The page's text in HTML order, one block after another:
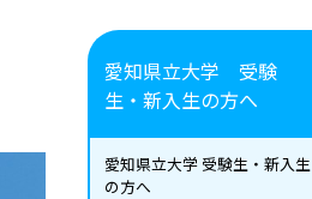
愛知県立大学 受験
生・新入生の方へ
愛知県立大学 受験生・新入生
の方へ